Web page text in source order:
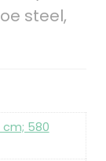
steel,
cm; 580